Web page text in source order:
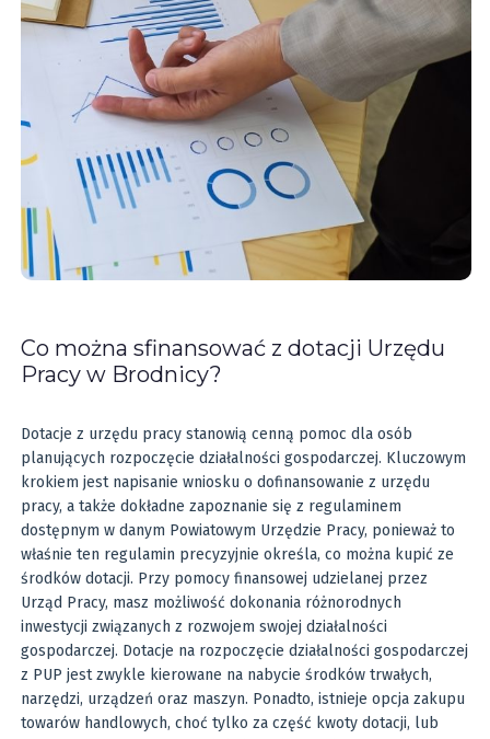
Co można sfinansować z dotacji Urzędu
Pracy w Brodnicy?
Dotacje z urzędu pracy stanowią cenną pomoc dla osób
planujących rozpoczęcie działalności gospodarczej. Kluczowym
krokiem jest napisanie wniosku o dofinansowanie z urzędu
pracy, a także dokładne zapoznanie się z regulaminem
dostępnym w danym Powiatowym Urzędzie Pracy, ponieważ to
właśnie ten regulamin precyzyjnie określa, co można kupić ze
środków dotacji. Przy pomocy finansowej udzielanej przez
Urząd Pracy, masz możliwość dokonania różnorodnych
inwestycji związanych z rozwojem swojej działalności
gospodarczej. Dotacje na rozpoczęcie działalności gospodarczej
z PUP jest zwykle kierowane na nabycie środków trwałych,
narzędzi, urządzeń oraz maszyn. Ponadto, istnieje opcja zakupu
towarów handlowych, choć tylko za część kwoty dotacji, lub